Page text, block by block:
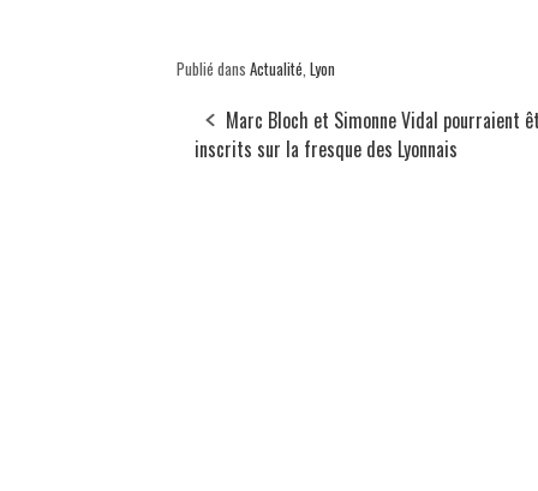
Publié dans Actualité Lyon
Marc Bloch et Simonne Vidal pourraient
inscrits sur la fresque des Lyonnais